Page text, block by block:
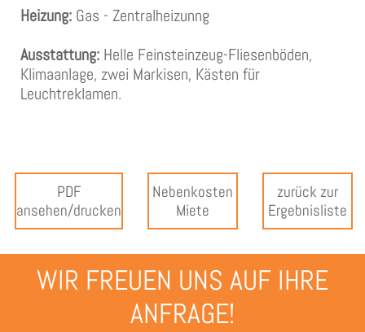
Heizung: Gas - Zentralheizunng
Ausstattung: Helle Feinsteinzeug-Fliesenböden,
Klimaanlage, zwei Markisen, Kästen für
Leuchtreklamen.
zurück zur
Ergebnisliste
Nebenkosten
Miete
PDF
ansehen/drucken
WIR FREUEN UNS AUF IHRE
ANFRAGE!